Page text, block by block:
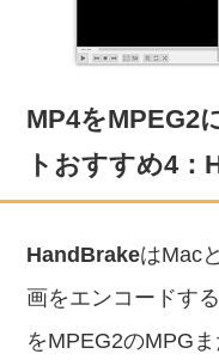
MP4をMPEG2
トおすすめ4：
HandBrakeはMac
画をエンコードす
をMPEG2のMPG